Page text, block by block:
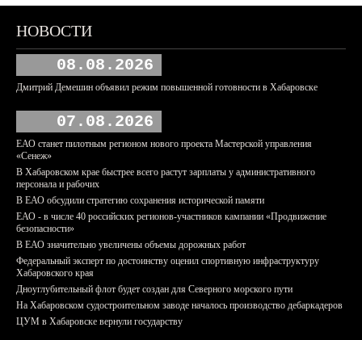
НОВОСТИ
08.08.2026
Дмитрий Демешин объявил режим повышенной готовности в Хабаровске
07.08.2026
ЕАО станет пилотным регионом нового проекта Мастерской управления
«Сенеж»
В Хабаровском крае быстрее всего растут зарплаты у административного
персонала и рабочих
В ЕАО обсудили стратегию сохранения исторической памяти
ЕАО - в числе 40 российских регионов-участников кампании «Продвижение
безопасности»
В ЕАО значительно увеличены объемы дорожных работ
Федеральный эксперт по достоинству оценил спортивную инфраструктуру
Хабаровского края
Дноуглубительный флот будет создан для Северного морского пути
На Хабаровском судостроительном заводе началось производство дебаркадеров
ЦУМ в Хабаровске вернули государству